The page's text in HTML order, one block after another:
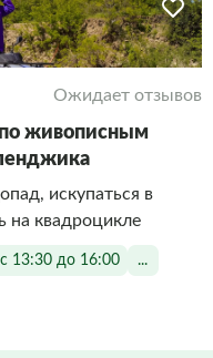
Ожидает отзывов
живописным
искупаться в
на квадроцикле
с 13:30 до 16:00 ...